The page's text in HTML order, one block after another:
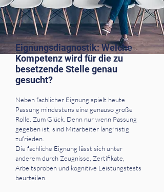
Eignungsdiagnostik: Welche
Kompetenz wird für die zu
besetzende Stelle genau
gesucht?
Neben fachlicher Eignung spielt heute
Passung mindestens eine genauso große
Rolle. Zum Glück. Denn nur wenn Passung
gegeben ist, sind Mitarbeiter langfristig
zufrieden.
Die fachliche Eignung lässt sich unter
anderem durch Zeugnisse, Zertifikate,
Arbeitsproben und kognitive Leistungstests
beurteilen.